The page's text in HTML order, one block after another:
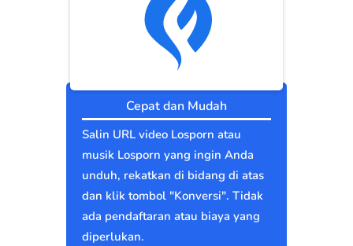
Cepat dan Mudah
Salin URL video Losporn atau
musik Losporn yang ingin Anda
unduh, rekatkan di bidang di atas
dan klik tombol "Konversi". Tidak
ada pendaftaran atau biaya yang
diperlukan.